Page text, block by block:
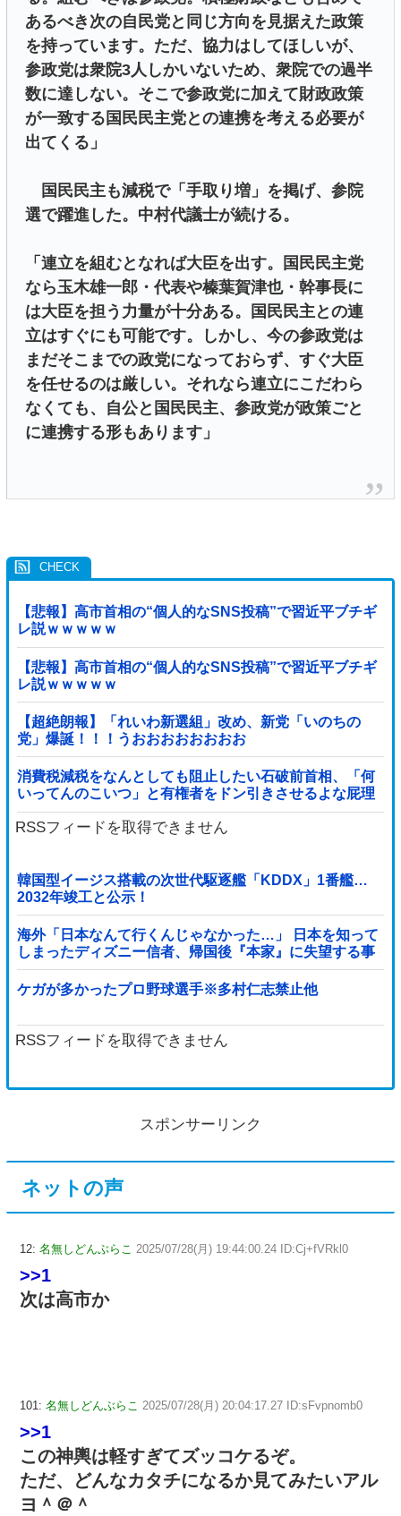
あるべき次の自民党と同じ方向を見据えた政策
を持っています。ただ、協力はしてほしいが、
参政党は衆院3人しかいないため、衆院での過半
数に達しない。そこで参政党に加えて財政政策
が一致する国民民主党との連携を考える必要が
出てくる」
国民民主も減税で「手取り増」を掲げ、参院
選で躍進した。中村代議士が続ける。
「連立を組むとなれば大臣を出す。国民民主党
なら玉木雄一郎・代表や榛葉賀津也・幹事長に
は大臣を担う力量が十分ある。国民民主との連
立はすぐにも可能です。しかし、今の参政党は
まだそこまでの政党になっておらず、すぐ大臣
を任せるのは厳しい。それなら連立にこだわら
なくても、自公と国民民主、参政党が政策ごと
に連携する形もあります」
【悲報】高市首相の“個人的なSNS投稿”で習近平ブチギ
レ説ｗｗｗｗｗ
【悲報】高市首相の“個人的なSNS投稿”で習近平ブチギ
レ説ｗｗｗｗｗ
【超絶朗報】「れいわ新選組」改め、新党「いのちの
党」爆誕！！！うおおおおおおおお
消費税減税をなんとしても阻止したい石破前首相、「何
いってんのこいつ」と有権者をドン引きさせるよな屁理
屈を……
RSSフィードを取得できません
韓国型イージス搭載の次世代駆逐艦「KDDX」1番艦…
2032年竣工と公示！
海外「日本なんて行くんじゃなかった…」 日本を知って
しまったディズニー信者、帰国後『本家』に失望する事
態に
ケガが多かったプロ野球選手※多村仁志禁止他
RSSフィードを取得できません
スポンサーリンク
ネットの声
12: 名無しどんぶらこ 2025/07/28(月) 19:44:00.24 ID:Cj+fVRkl0
>>1
次は高市か
101: 名無しどんぶらこ 2025/07/28(月) 20:04:17.27 ID:sFvpnomb0
>>1
この神輿は軽すぎてズッコケるぞ。
ただ、どんなカタチになるか見てみたいアル
ヨ＾＠＾